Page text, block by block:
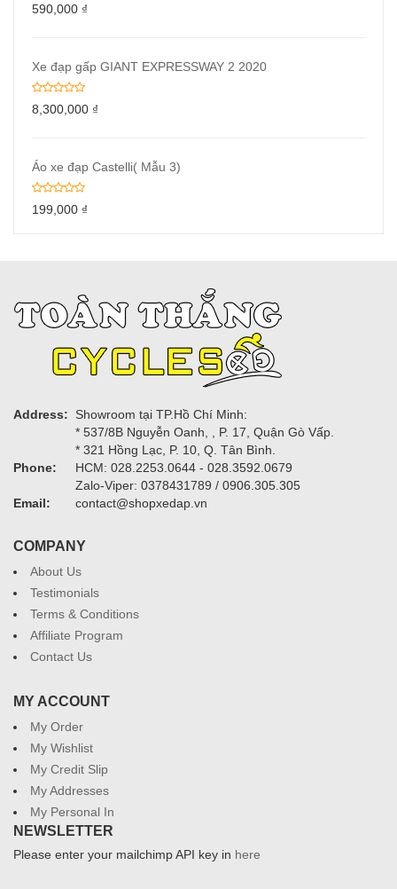
590,000 ₫
Xe đạp gấp GIANT EXPRESSWAY 2 2020
8,300,000 ₫
Áo xe đạp Castelli( Mẫu 3)
199,000 ₫
Address:
Showroom tại TP.Hồ Chí Minh:
* 537/8B Nguyễn Oanh, , P. 17, Quận Gò Vấp.
* 321 Hồng Lạc, P. 10, Q. Tân Bình.
Phone:
HCM: 028.2253.0644 - 028.3592.0679
Zalo-Viper: 0378431789 / 0906.305.305
Email:
contact@shopxedap.vn
COMPANY
About Us
Testimonials
Terms & Conditions
Affiliate Program
Contact Us
MY ACCOUNT
My Order
My Wishlist
My Credit Slip
My Addresses
My Personal In
NEWSLETTER
Please enter your mailchimp API key in here